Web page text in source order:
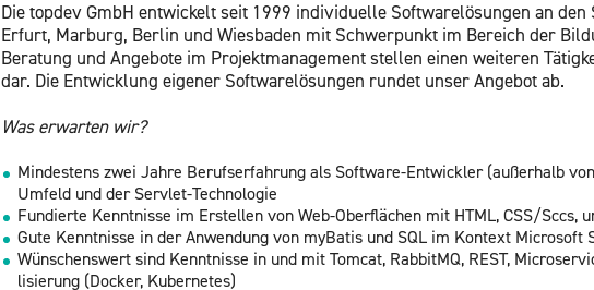
Die top­dev GmbH ent­wi­ckelt seit 1999 in­di­vi­du­el­le Soft­ware­lö­sun­gen an den
Er­furt, Mar­burg, Ber­lin und Wies­ba­den mit Schwer­punkt im Be­reich der
Be­ra­tung und An­ge­bo­te im Pro­jekt­ma­nage­ment stel­len einen wei­te­ren
dar. Die Ent­wick­lung ei­ge­ner Soft­ware­lö­sun­gen run­det unser An­ge­bot ab.
Was er­war­ten wir?
Min­des­tens zwei Jahre Be­rufs­er­fah­rung als Soft­ware-Ent­wick­ler (au­ßer­halb
Um­feld und der Ser­v­let-Tech­no­lo­gie
Fun­dier­te Kennt­nis­se im Er­stel­len von Web-Ober­flä­chen mit HTML, CSS/Sccs,
Gute Kennt­nis­se in der An­wen­dung von my­Ba­tis und SQL im Kon­text Mi­cro­soft
Wün­schens­wert sind Kennt­nis­se in und mit Tom­cat, Rab­bitMQ, REST,
li­sie­rung (Do­cker, Ku­ber­ne­tes)